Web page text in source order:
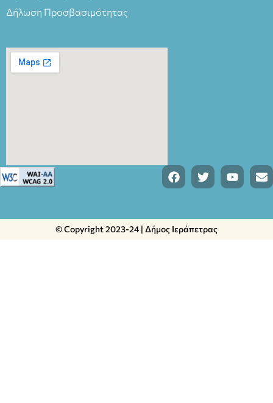
Δήλωση Προσβασιμότητας
© Copyright 2023-24 | Δήμος Ιεράπετρας